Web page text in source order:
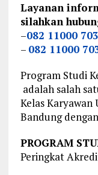
Layanan
silahkan
–082 11000
– 082 11000
Program Studi
adalah salah
Kelas Karyawan
Bandung
PROGRAM
Peringkat